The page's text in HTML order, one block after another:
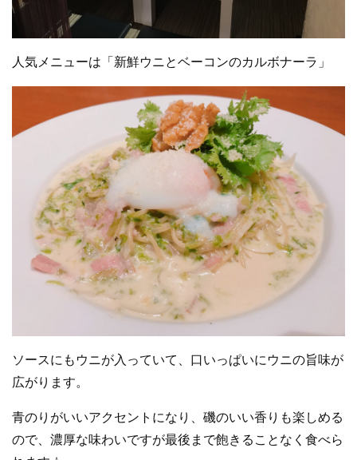
人気メニューは「新鮮ウニとベーコンのカルボナーラ」
ソースにもウニが入っていて、口いっぱいにウニの旨味が
広がります。
青のりがいいアクセントになり、磯のいい香りも楽しめる
ので、濃厚な味わいですが最後まで飽きることなく食べら